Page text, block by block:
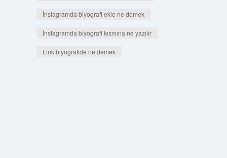
İnstagramda biyografi ekle ne demek
İnstagramda biyografi kısmına ne yazılır
Link biyografide ne demek